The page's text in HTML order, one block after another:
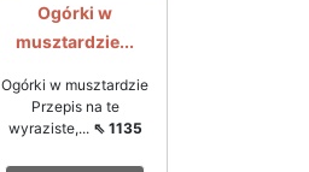
Ogórki w
musztardzie...
Ogórki w musztardzie
Przepis na te
wyraziste,... ⇖ 1135